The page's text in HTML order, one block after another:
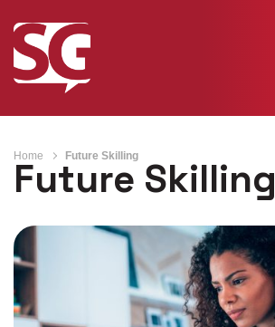
Home Future Skilling
Future Skilling